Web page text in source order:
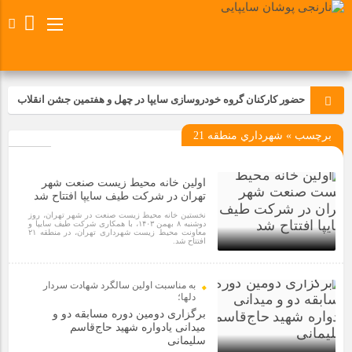
حضور کارکنان گروه خودروسازی سایپا در چهل و هفتمین جشن انقلاب
تجدید بیعت کارکنان شرکت پارس خودرو با آرمان های رهبر کبیر و فقید
مسابقات ورزشی در مگاموتوربا استقبال کارکنان برگزار شد
مراسم عزاداری و ذکرمصیبت سالروز شهادت امام محمدتقی(ع) در
شرکت زامیاد
تجربه‌ای میدانی از صنعت برای دانش‌آموزان فنی‌وحرفه‌ای؛ بازدید
دانش‌آموزان از خطوط تولید مگاموتور
برچسب » شهرداري منطقه 21
1 سال قبل
اولین خانه محیط زیست صنعت شهر
تهران در شرکت طیف سایپا افتتاح شد
نخستین خانه محیط زیست صنعت در شهر تهران، روز
دوشنبه ۸ بهمن ۱۴۰۳، با همکاری شرکت طیف سایپا و
معاونت محیط زیست شهرداری تهران، در منطقه ۲۱
افتتاح شد.
به مناسبت اولين سالگرد شهادت سردار
دلها؛
برگزاری دومین‌ دوره مسابقه دو و
میدانی یادواره شهید حاج‌قاسم
سلیمانی